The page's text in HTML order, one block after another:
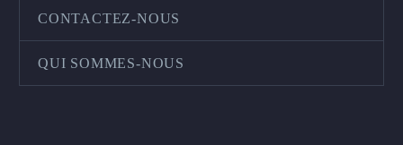
CONTACTEZ-NOUS
QUI SOMMES-NOUS